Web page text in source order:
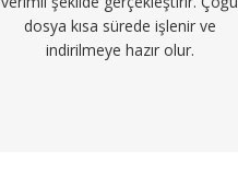
dosya kısa sürede işlenir ve
indirilmeye hazır olur.